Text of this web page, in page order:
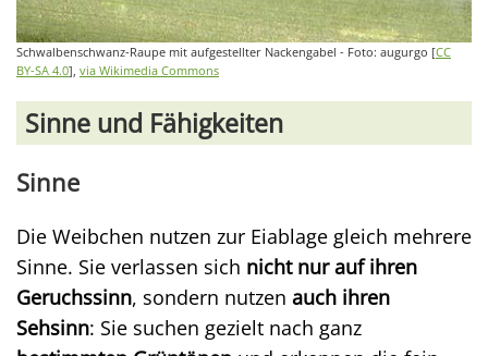
Schwalbenschwanz-Raupe mit aufgestellter Nackengabel - Foto: augurgo [CC
BY-SA 4.0], via Wikimedia Commons
Sinne und Fähigkeiten
Sinne
Die Weibchen nutzen zur Eiablage gleich mehrere
Sinne. Sie verlassen sich nicht nur auf ihren
Geruchssinn, sondern nutzen auch ihren
Sehsinn: Sie suchen gezielt nach ganz